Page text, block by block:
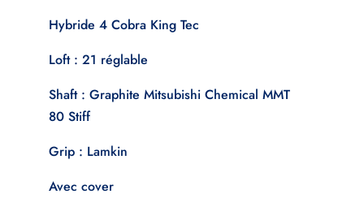
Hybride 4 Cobra King Tec
Loft : 21 réglable
Shaft : Graphite Mitsubishi Chemical MMT
80 Stiff
Grip : Lamkin
Avec cover